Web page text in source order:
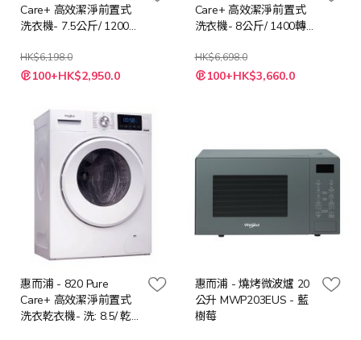
Care+ 高效潔淨前置式
洗衣機- 7.5公斤/ 1200轉
HK$6,198.0
特
殊 100+HK$2,950.0
Care+ 高效潔淨前置式
洗衣機- 8公斤/ 1400轉
HK$6,698.0
特
殊 100+HK$3,660.0
惠而浦 - 820 Pure
Care+ 高效潔淨前置式
洗衣乾衣機- 洗: 8.5/ 乾:6
惠而浦 - 燒烤微波爐 20
公升 MWP203EUS - 藍
樹莓